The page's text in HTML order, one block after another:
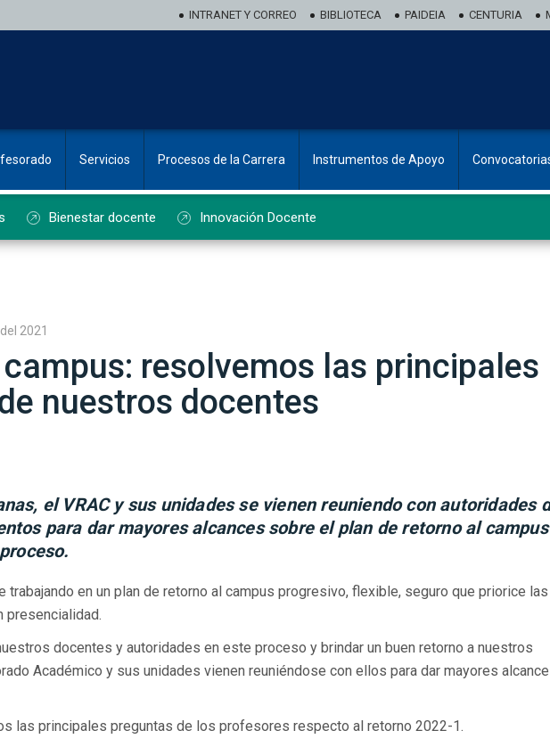
INTRANET Y CORREO BIBLIOTECA PAIDEIA CENTURIA
Servicios Procesos de la Carrera Instrumentos de Apoyo
Bienestar docente Innovación Docente
2021
resolvemos las principales
nuestros docentes
el VRAC y sus unidades se vienen reuniendo con autoridades d
para dar mayores alcances sobre el plan de retorno al
trabajando en un plan de retorno al campus progresivo, flexible, seguro que priorice las
presencialidad.
docentes y autoridades en este proceso y brindar un buen retorno a nuestros
Académico y sus unidades vienen reuniéndose con ellos para dar mayores
las principales preguntas de los profesores respecto al retorno 2022-1.